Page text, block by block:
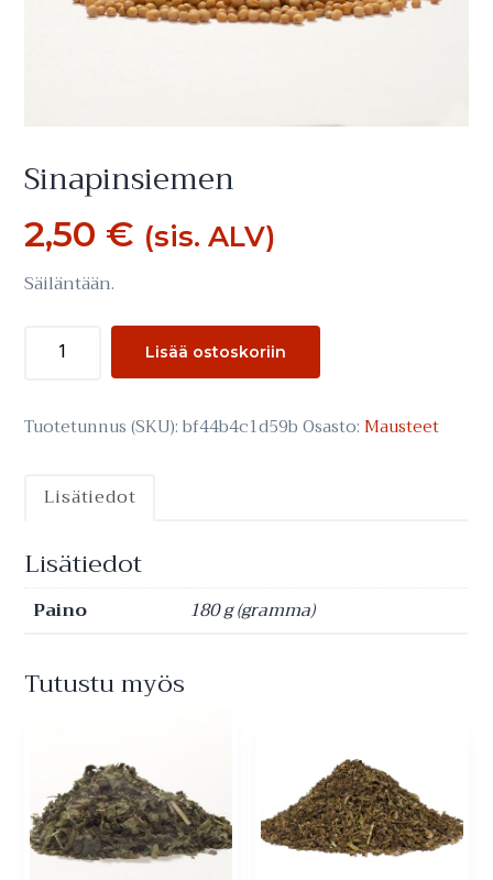
Sinapinsiemen
2,50 € (sis. ALV)
Säiläntään.
Sinapinsiemen
määrä
Lisää ostoskoriin
Tuotetunnus (SKU):bf44b4c1d59b Osasto:Mausteet
Lisätiedot
Lisätiedot
Paino 180 g (gramma)
Tutustu myös